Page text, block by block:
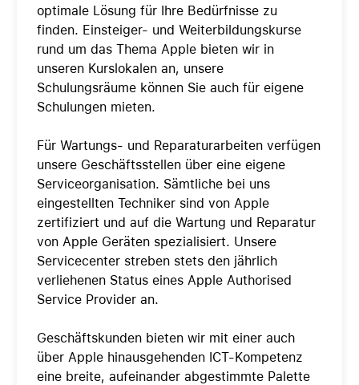
optimale Lösung für Ihre Bedürfnisse zu
finden. Einsteiger- und Weiterbildungskurse
rund um das Thema Apple bieten wir in
unseren Kurslokalen an, unsere
Schulungsräume können Sie auch für eigene
Schulungen mieten.
Für Wartungs- und Reparaturarbeiten verfügen
unsere Geschäftsstellen über eine eigene
Serviceorganisation. Sämtliche bei uns
eingestellten Techniker sind von Apple
zertifiziert und auf die Wartung und Reparatur
von Apple Geräten spezialisiert. Unsere
Servicecenter streben stets den jährlich
verliehenen Status eines Apple Authorised
Service Provider an.
Geschäftskunden bieten wir mit einer auch
über Apple hinausgehenden ICT-Kompetenz
eine breite, aufeinander abgestimmte Palette